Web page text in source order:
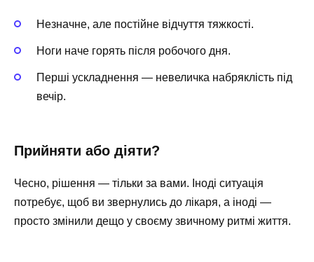
Незначне, але постійне відчуття тяжкості.
Ноги наче горять після робочого дня.
Перші ускладнення — невеличка набряклість під
вечір.
Прийняти або діяти?
Чесно, рішення — тільки за вами. Іноді ситуація
потребує, щоб ви звернулись до лікаря, а іноді —
просто змінили дещо у своєму звичному ритмі життя.